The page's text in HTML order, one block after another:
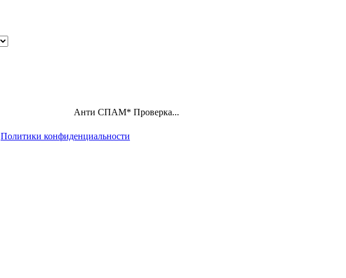
Анти СПАМ* Проверка пройдена
Политики конфиденциальности